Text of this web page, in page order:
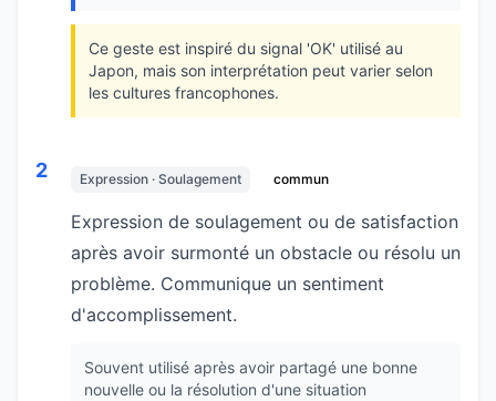
Ce geste est inspiré du signal 'OK' utilisé au
Japon, mais son interprétation peut varier selon
les cultures francophones.
2 Expression · Soulagement commun
Expression de soulagement ou de satisfaction
après avoir surmonté un obstacle ou résolu un
problème. Communique un sentiment
d'accomplissement.
Souvent utilisé après avoir partagé une bonne
nouvelle ou la résolution d'une situation